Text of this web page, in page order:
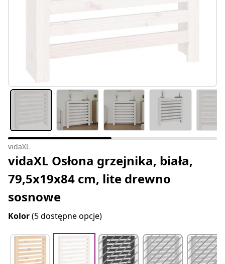
vidaXL
vidaXL Osłona grzejnika, biała,
79,5x19x84 cm, lite drewno
sosnowe
Kolor(5 dostępne opcje)